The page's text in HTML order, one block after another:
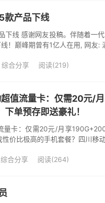
款产品下线
下线 感谢网友投稿。伴随着一
！巅峰期曾有1亿人在用, 网友:
综合分享 阅读(219)
值流量卡：仅需20元/
单预存即送豪礼！
量卡：仅需20元/月享
价比极高的手机套餐？四川移
综合分享 阅读(264)